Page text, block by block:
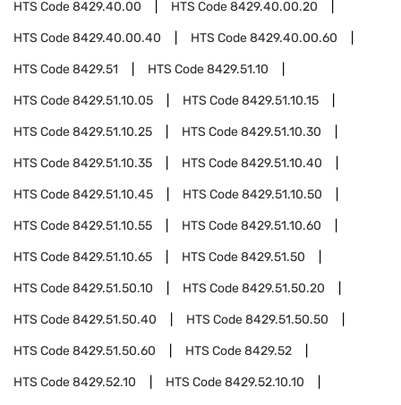
HTS Code8429.40.00 HTS Code8429.40.00.20
HTS Code8429.40.00.40 HTS Code8429.40.00.60
HTS Code8429.51 HTS Code8429.51.10
HTS Code8429.51.10.05 HTS Code8429.51.10.15
HTS Code8429.51.10.25 HTS Code8429.51.10.30
HTS Code8429.51.10.35 HTS Code8429.51.10.40
HTS Code8429.51.10.45 HTS Code8429.51.10.50
HTS Code8429.51.10.55 HTS Code8429.51.10.60
HTS Code8429.51.10.65 HTS Code8429.51.50
HTS Code8429.51.50.10 HTS Code8429.51.50.20
HTS Code8429.51.50.40 HTS Code8429.51.50.50
HTS Code8429.51.50.60 HTS Code8429.52
HTS Code8429.52.10 HTS Code8429.52.10.10